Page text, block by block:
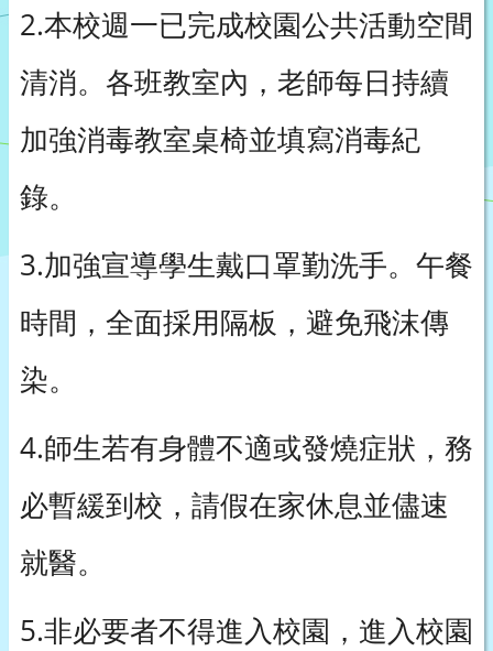
2.本校週一已完成校園公共活動空間
清消。各班教室內，老師每日持續
加強消毒教室桌椅並填寫消毒紀
錄。
3.加強宣導學生戴口罩勤洗手。午餐
時間，全面採用隔板，避免飛沫傳
染。
4.師生若有身體不適或發燒症狀，務
必暫緩到校，請假在家休息並儘速
就醫。
5.非必要者不得進入校園，進入校園